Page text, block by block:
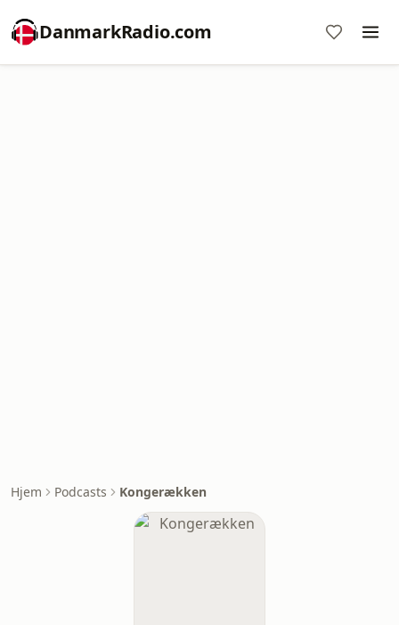
DanmarkRadio.com
Hjem Podcasts Kongerækken